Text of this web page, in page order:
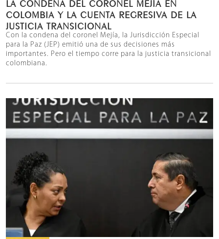
LA CONDENA DEL CORONEL MEJÍA EN
COLOMBIA Y LA CUENTA REGRESIVA DE LA
JUSTICIA TRANSICIONAL
Con la condena del coronel Mejía, la Jurisdicción Especial
para la Paz (JEP) emitió una de sus decisiones más
importantes. Pero el tiempo corre para la justicia transicional
colombiana.